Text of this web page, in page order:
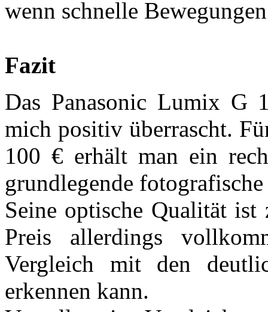
wenn schnelle
Fazit
Das Panasonic Lumix G
mich positiv überrascht.
100 € erhält man ein
grundlegende
Seine optische Qualität
Preis allerdings
Vergleich mit den
erkennen kann.